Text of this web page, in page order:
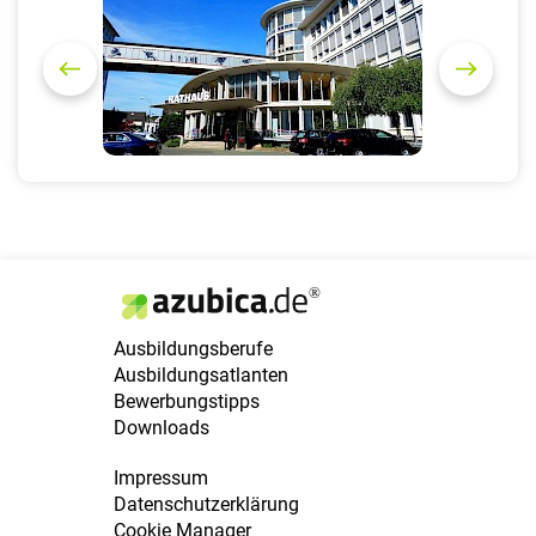
e
v
u
Ausbildungsberufe
Ausbildungsatlanten
Bewerbungstipps
Downloads
Impressum
Datenschutzerklärung
Cookie Manager